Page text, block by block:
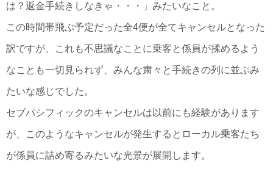
は？返金手続きしなきゃ・・・」みたいなこと。
この時間帯飛ぶ予定だった全4便が全てキャンセルとなった
訳ですが、これも不思議なことに乗客と係員が揉めるよう
なことも一切見られず、みんな粛々と手続きの列に並ぶみ
たいな感じでした。
セブパシフィックのキャンセルは以前にも経験があります
が、このようなキャンセルが発生するとローカル乗客たち
が係員に詰め寄るみたいな光景が展開します。